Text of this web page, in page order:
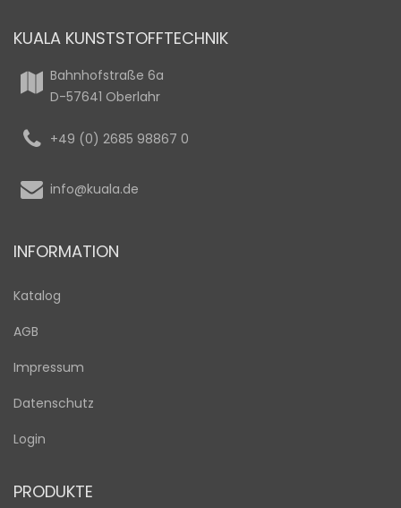
KUALA KUNSTSTOFFTECHNIK
Bahnhofstraße 6a
D-57641 Oberlahr
+49 (0) 2685 98867 0
info@kuala.de
INFORMATION
Katalog
AGB
Impressum
Datenschutz
Login
PRODUKTE